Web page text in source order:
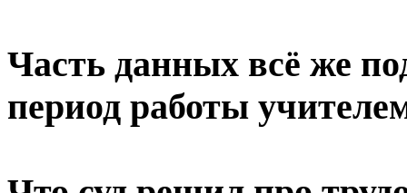
Часть данных всё же
период работы